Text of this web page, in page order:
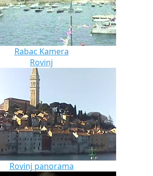
Rabac Kamera
Rovinj
Rovinj panorama